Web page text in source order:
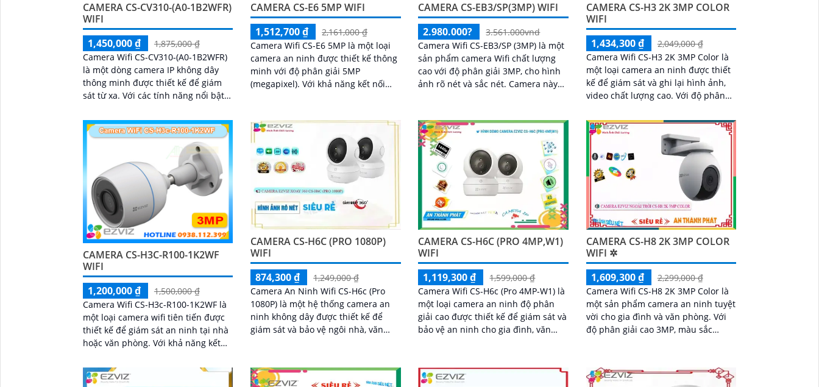
CAMERA CS-CV310-(A0-1B2WFR)
WIFI
1,450,000 ₫
1,875,000 ₫
Camera Wifi CS-CV310-(A0-1B2WFR)
là một dòng camera IP không dây
thông minh được thiết kế để giám
sát từ xa. Với các tính năng nổi bật
quan sát ban...
CAMERA CS-E6 5MP WIFI
1,512,700 ₫
2,161,000 ₫
Camera Wifi CS-E6 5MP là một loại
camera an ninh được thiết kế thông
minh với độ phân giải 5MP
(megapixel). Với khả năng kết nối
hoặc máy tính
CAMERA CS-EB3/SP(3MP) WIFI
2.980.000?
3.561.000vnd
Camera Wifi CS-EB3/SP (3MP) là một
sản phẩm camera Wifi chất lượng
cao với độ phân giải 3MP, cho hình
ảnh rõ nét và sắc nét. Camera này
đình, văn phòng, cửa hàng và nhà
kho
CAMERA CS-H3 2K 3MP COLOR
WIFI
1,434,300 ₫
2,049,000 ₫
Camera Wifi CS-H3 2K 3MP Color là
một loại camera an ninh được thiết
kế để giám sát và ghi lại hình ảnh,
video chất lượng cao. Với độ phân
ảnh sắc nét và chi tiết, đảm bảo bạn
có thể nhìn rõ từng chi tiết
CAMERA CS-H3C-R100-1K2WF
WIFI
1,200,000 ₫
1,500,000 ₫
Camera Wifi CS-H3c-R100-1K2WF là
một loại camera wifi tiên tiến được
thiết kế để giám sát an ninh tại nhà
hoặc văn phòng. Với khả năng kết
dùng truy cập và kiểm soát từ xa
thông qua mạng internet
CAMERA CS-H6C (PRO 1080P)
WIFI
874,300 ₫
1,249,000 ₫
Camera An Ninh Wifi CS-H6c (Pro
1080P) là một hệ thống camera an
ninh không dây được thiết kế để
giám sát và bảo vệ ngôi nhà, văn
1080P, nó cung cấp hình ảnh sắc nét
và chất lượng cao
CAMERA CS-H6C (PRO 4MP,W1)
WIFI
1,119,300 ₫
1,599,000 ₫
Camera Wifi CS-H6c (Pro 4MP-W1) là
một loại camera an ninh độ phân
giải cao được thiết kế để giám sát và
bảo vệ an ninh cho gia đình, văn
CAMERA CS-H8 2K 3MP COLOR
WIFI ✲
1,609,300 ₫
2,299,000 ₫
Camera Wifi CS-H8 2K 3MP Color là
một sản phẩm camera an ninh tuyệt
vời cho gia đình và văn phòng. Với
độ phân giải cao 3MP, màu sắc
ghi lại mọi chi tiết một cách rõ ràng
và chính xác